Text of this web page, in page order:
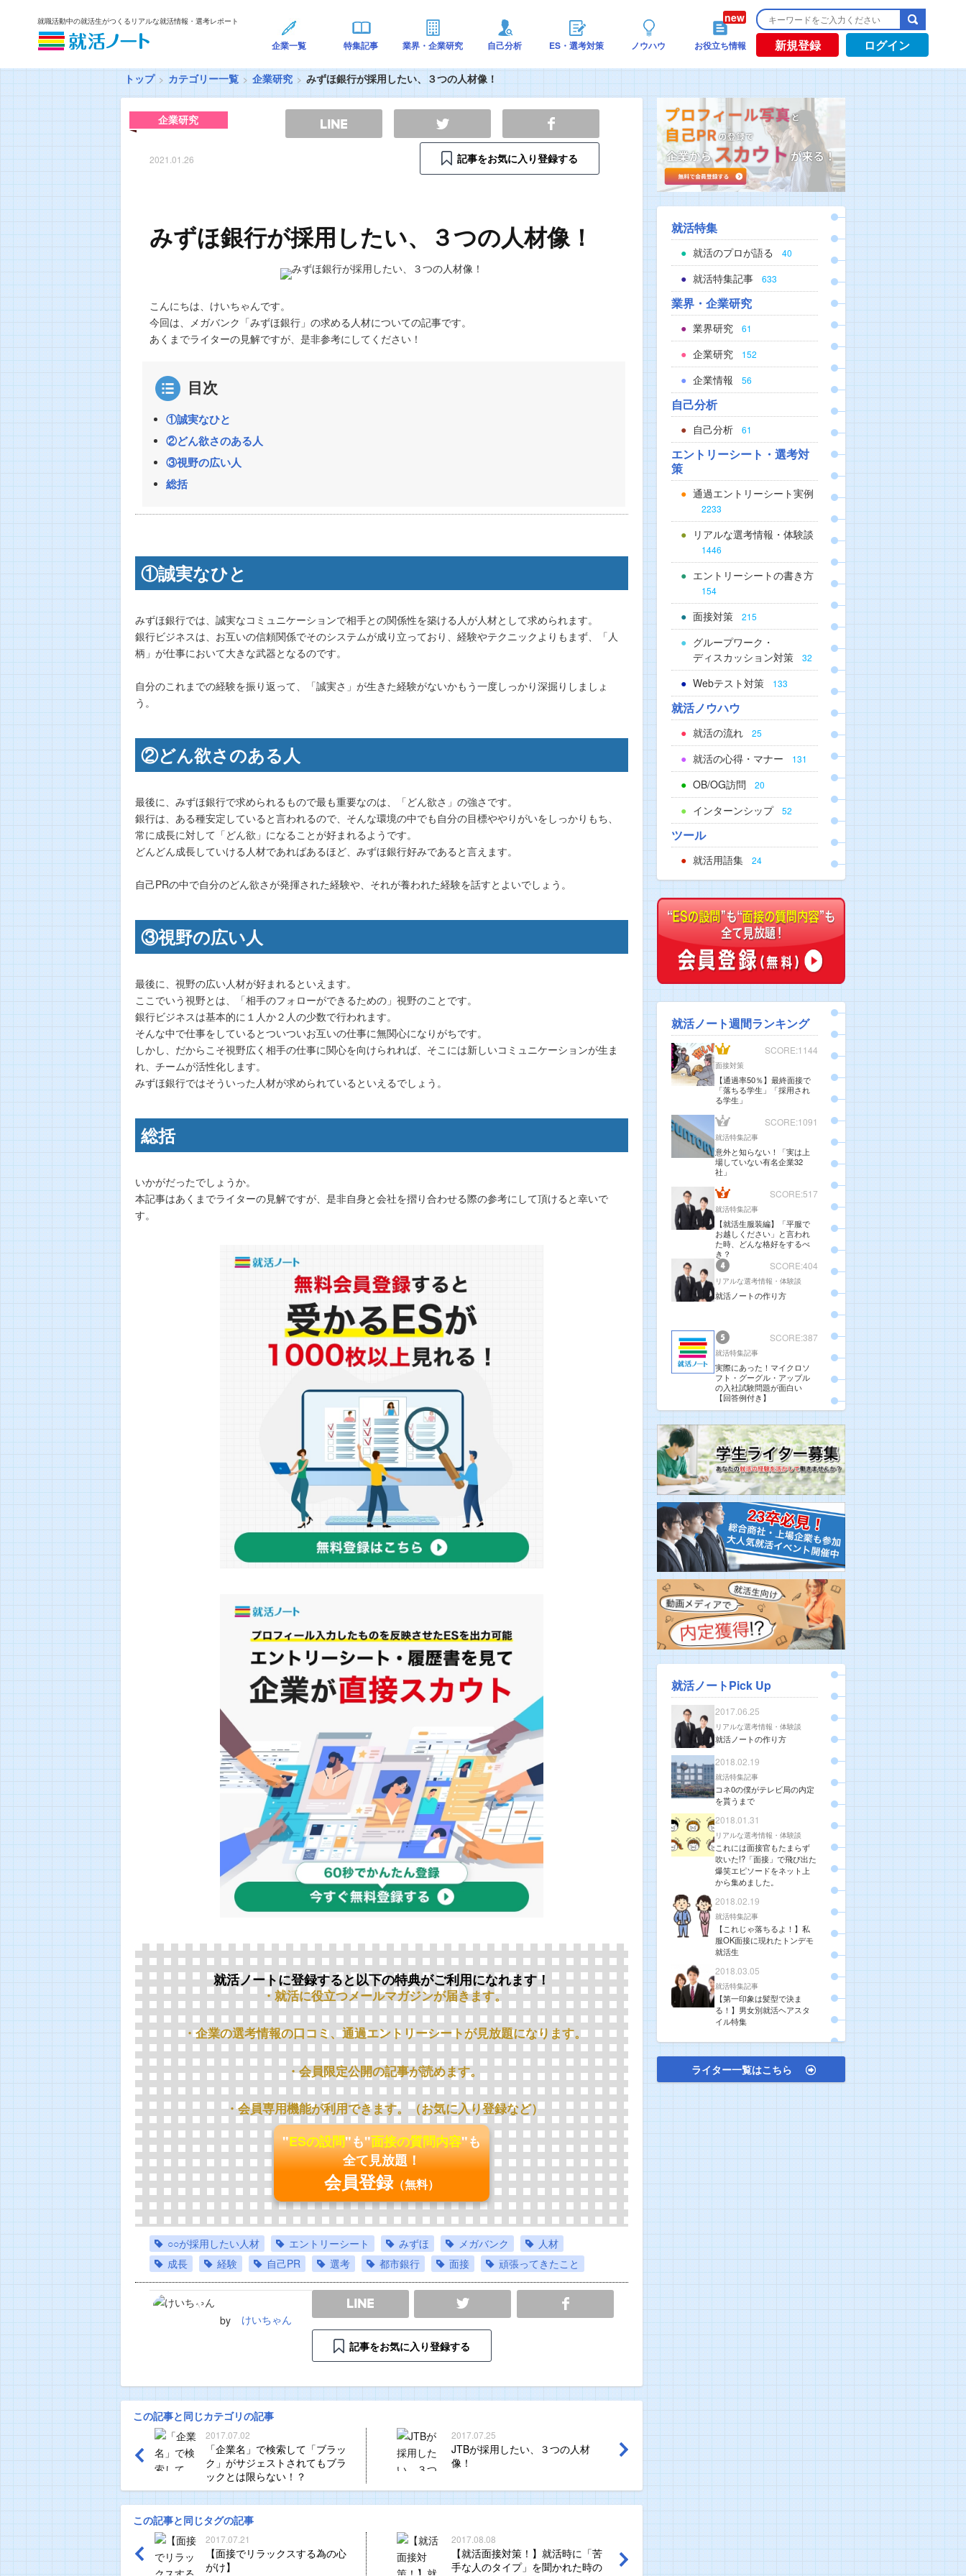
就職活動中の就活生がつくるリアルな就活情報・選考レポート
企業一覧 特集記事 業界・企業研究 自己分析 ES・選考対策 ノウハウ お役立ち情報 新規登録 ログイン
トップ カテゴリー一覧 企業研究 みずほ銀行が採用したい、３つの人材像！
企業研究
2021.01.26 記事をお気に入り登録する
みずほ銀行が採用したい、３つの人材像！
こんにちは、けいちゃんです。
今回は、メガバンク「みずほ銀行」の求める人材についての記事です。
あくまでライターの見解ですが、是非参考にしてください！
目次
①誠実なひと
②どん欲さのある人
③視野の広い人
総括
①誠実なひと
みずほ銀行では、誠実なコミュニケーションで相手との関係性を築ける人が人材として求められます。
銀行ビジネスは、お互いの信頼関係でそのシステムが成り立っており、経験やテクニックよりもまず、「人
柄」が仕事において大きな武器となるのです。
自分のこれまでの経験を振り返って、「誠実さ」が生きた経験がないかもう一度しっかり深掘りしましょ
う。
②どん欲さのある人
最後に、みずほ銀行で求められるもので最も重要なのは、「どん欲さ」の強さです。
銀行は、ある種安定していると言われるので、そんな環境の中でも自分の目標ややりがいをしっかりもち、
常に成長に対して「どん欲」になることが好まれるようです。
どんどん成長していける人材であればあるほど、みずほ銀行好みであると言えます。
自己PRの中で自分のどん欲さが発揮された経験や、それが養われた経験を話すとよいでしょう。
③視野の広い人
最後に、視野の広い人材が好まれるといえます。
ここでいう視野とは、「相手のフォローができるための」視野のことです。
銀行ビジネスは基本的に１人か２人の少数で行われます。
そんな中で仕事をしているとついついお互いの仕事に無関心になりがちです。
しかし、だからこそ視野広く相手の仕事に関心を向けられれば、そこには新しいコミュニケーションが生ま
れ、チームが活性化します。
みずほ銀行ではそういった人材が求められているといえるでしょう。
総括
いかがだったでしょうか。
本記事はあくまでライターの見解ですが、是非自身と会社を摺り合わせる際の参考にして頂けると幸いで
す。
就活ノートに登録すると以下の特典がご利用になれます！
・就活に役立つメールマガジンが届きます。
・企業の選考情報の口コミ、通過エントリーシートが見放題になります。
・会員限定公開の記事が読めます。
・会員専用機能が利用できます。（お気に入り登録など）
"ESの設問"も"面接の質問内容"も
全て見放題！
会員登録（無料）
○○が採用したい人材 エントリーシート みずほ メガバンク
人材
成長
経験 自己PR 選考 都市銀行 面接 頑張ってきたこと
by けいちゃん
LINE SHARE
記事をお気に入り登録する
この記事と同じカテゴリの記事
2017.07.02
「企業名」で検索して「ブラッ
ク」がサジェストされてもブラ
ックとは限らない！？
2017.07.25
JTBが採用したい、３つの人材
像！
この記事と同じタグの記事
2017.07.21
【面接でリラックスする為の心
がけ】
2017.08.08
【就活面接対策！】就活時に「苦
手な人のタイプ」を聞かれた時の
就活特集
就活のプロが語る 40
就活特集記事 633
業界・企業研究
業界研究 61
企業研究 152
企業情報 56
自己分析
自己分析 61
エントリーシート・選考対
策
通過エントリーシート実例
2233
リアルな選考情報・体験談
1446
エントリーシートの書き方
154
面接対策 215
グループワーク・
ディスカッション対策
32
Webテスト対策 133
就活ノウハウ
就活の流れ 25
就活の心得・マナー 131
OB/OG訪問 20
インターンシップ 52
ツール
就活用語集 24
就活ノート週間ランキング
SCORE:1144
面接対策
【通過率50％】最終面接で
「落ちる学生」「採用され
る学生」
SCORE:1091
就活特集記事
意外と知らない！「実は上
場していない有名企業32
社」
SCORE:517
就活特集記事
【就活生服装編】「平服で
お越しください」と言われ
た時、どんな格好をするべ
き？
SCORE:404
リアルな選考情報・体験談
就活ノートの作り方
SCORE:387
就活特集記事
実際にあった！マイクロソ
フト・グーグル・アップル
の入社試験問題が面白い
【回答例付き】
就活ノートPick Up
2017.06.25
リアルな選考情報・体験談
就活ノートの作り方
2018.02.19
就活特集記事
コネ0の僕がテレビ局の内定
を貰うまで
2018.01.31
リアルな選考情報・体験談
これには面接官もたまらず
吹いた!?「面接」で飛び出た
爆笑エピソードをネット上
から集めました。
2018.02.19
就活特集記事
【これじゃ落ちるよ！】私
服OK面接に現れたトンデモ
就活生
2018.03.05
就活特集記事
【第一印象は髪型で決ま
る！】男女別就活ヘアスタ
イル特集
ライター一覧はこちら